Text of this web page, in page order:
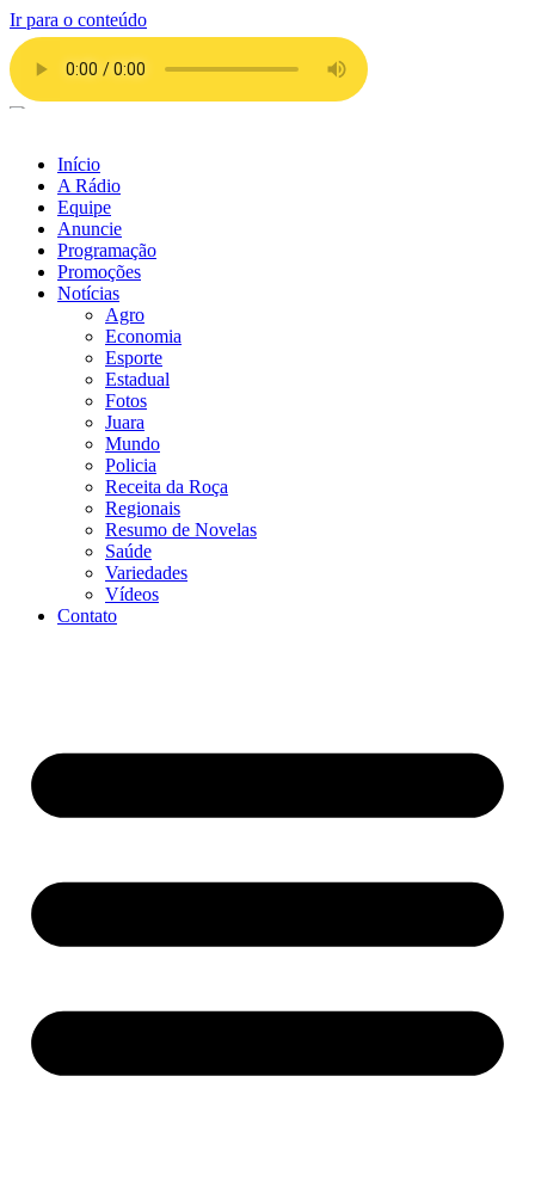
Ir para o conteúdo
Início
A Rádio
Equipe
Anuncie
Programação
Promoções
Notícias
Agro
Economia
Esporte
Estadual
Fotos
Juara
Mundo
Policia
Receita da Roça
Regionais
Resumo de Novelas
Saúde
Variedades
Vídeos
Contato